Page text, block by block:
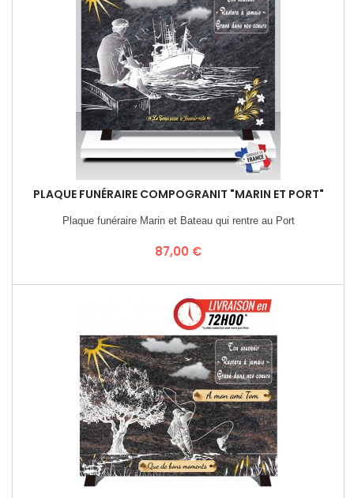
PLAQUE FUNÉRAIRE COMPOGRANIT "MARIN ET PORT"
Plaque funéraire Marin et Bateau qui rentre au Port
Prix
87,00 €